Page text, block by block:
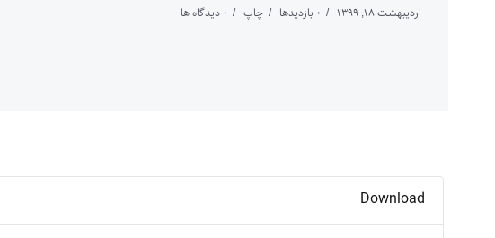
اردیبهشت ۱۸, ۱۳۹۹ ۰ بازدیدها چاپ ۰ دیدگاه ها
Download